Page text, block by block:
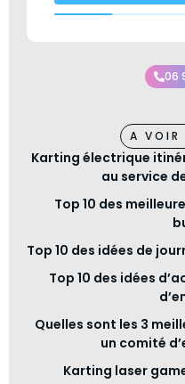
06
A VOIR
Karting électrique
au service
Top 10 des
Top 10 des idées de
Top 10 des idées
Quelles sont les 3
un comité
Karting laser